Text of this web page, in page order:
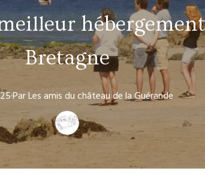
Bretagne
·ParLes amisdu château de la Guérande